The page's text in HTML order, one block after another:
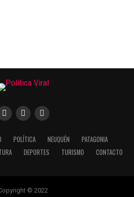
POLÍTICA NEUQUÉN
PATAGONIA
DEPORTES TURISMO CONTACTO
© 2022